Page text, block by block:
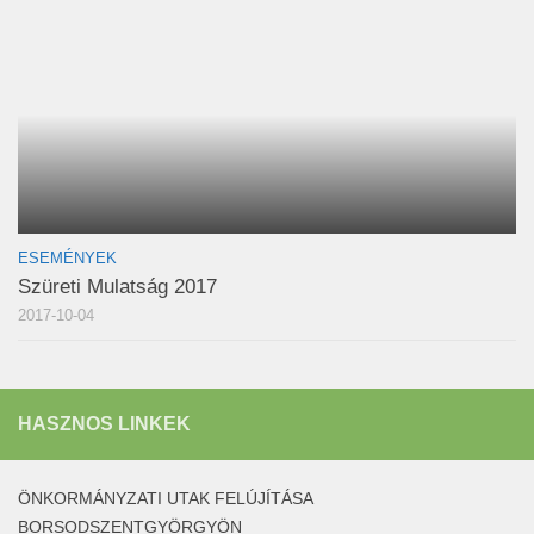
ESEMÉNYEK
Szüreti Mulatság 2017
2017-10-04
HASZNOS LINKEK
ÖNKORMÁNYZATI UTAK FELÚJÍTÁSA
BORSODSZENTGYÖRGYÖN